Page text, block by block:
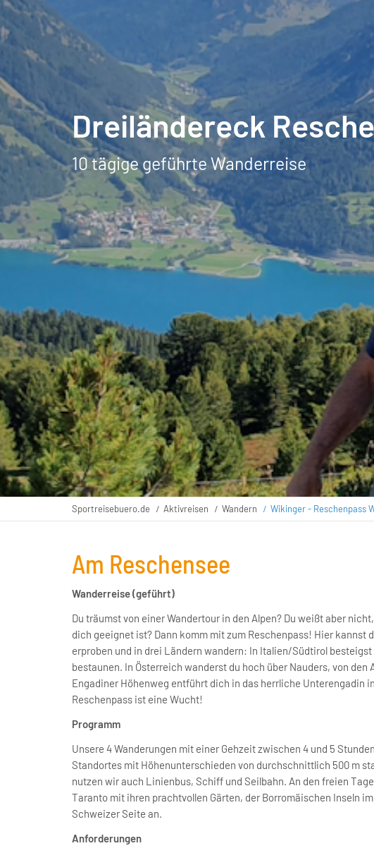
Dreiländereck
10 tägige geführte Wanderreise
Sportreisebuero.de Aktivreisen Wandern Wikinger - Reschenpass
Am Reschensee
Wanderreise (geführt)
Du träumst von einer Wandertour in den Alpen? Du weißt aber
dich geeignet ist? Dann komm mit zum Reschenpass! Hier kannst
erproben und in drei Ländern wandern: In Italien/Südtirol
bestaunen. In Österreich wanderst du hoch über Nauders, von
Engadiner Höhenweg entführt dich in das herrliche Unterengadin
Reschenpass ist eine Wucht!
Programm
Unsere 4 Wanderungen mit einer Gehzeit zwischen 4 und 5
Standortes mit Höhenunterschieden von durchschnittlich 500 m
nutzen wir auch Linienbus, Schiff und Seilbahn. An den freien
Taranto mit ihren prachtvollen Gärten, der Borromäischen Inseln
Schweizer Seite an.
Anforderungen